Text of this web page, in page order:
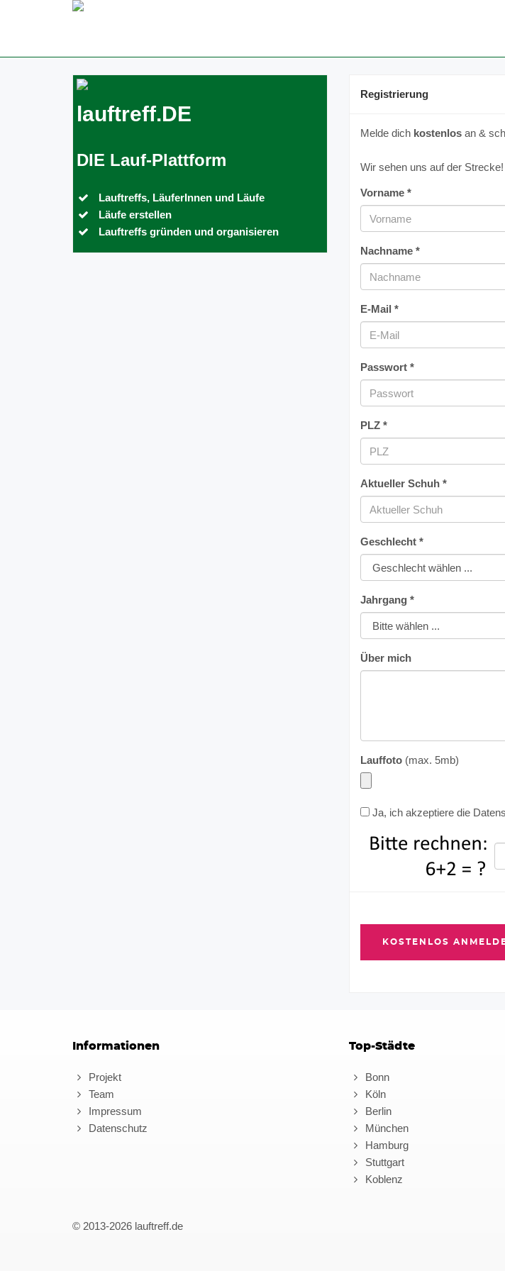
lauftreff.DE
DIE Lauf-Plattform
Lauftreffs, LäuferInnen und Läufe
Läufe erstellen
Lauftreffs gründen und organisieren
Registrierung
Melde dich kostenlos an &
Wir sehen uns auf der Strecke!
Vorname *
Nachname *
E-Mail *
Passwort *
PLZ *
Aktueller Schuh *
Geschlecht *
Jahrgang *
Über mich
Lauffoto (max. 5mb)
Ja, ich akzeptiere die
Informationen
Projekt
Team
Impressum
Datenschutz
Top-Städte
Bonn
Köln
Berlin
München
Hamburg
Stuttgart
Koblenz
© 2013-2026 lauftreff.de